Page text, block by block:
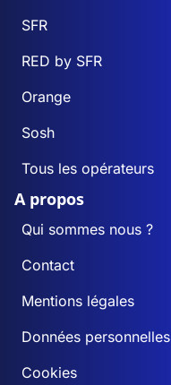
SFR
RED by SFR
Orange
Sosh
Tous les opérateurs
A propos
Qui sommes nous ?
Contact
Mentions légales
Données personnelles
Cookies